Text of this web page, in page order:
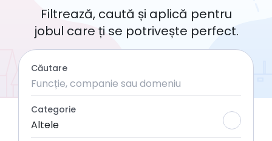
Filtrează, caută și aplică pentru
jobul care ți se potrivește perfect.
Căutare
Categorie
Altele